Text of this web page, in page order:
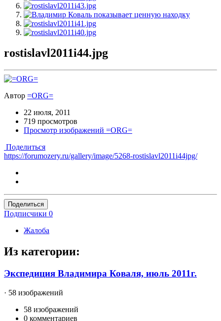
rostislavl2011i44.jpg
Автор =ORG=
22 июля, 2011
719 просмотров
Просмотр изображений =ORG=
Поделиться
https://forumozery.ru/gallery/image/5268-rostislavl2011i44jpg/
Поделиться
Подписчики 0
Жалоба
Из категории:
Экспедиция Владимира Коваля, июль 2011г.
· 58 изображений
58 изображений
0 комментариев